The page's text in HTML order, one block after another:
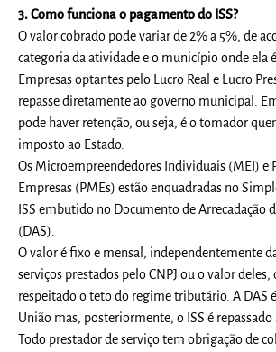
3. Como funciona o pagamento do ISS?
O valor cobrado pode variar de 2% a 5%, de
categoria da atividade e o município onde ela
Empresas optantes pelo Lucro Real e Lucro
repasse diretamente ao governo municipal.
pode haver retenção, ou seja, é o tomador
imposto ao Estado.
Os Microempreendedores Individuais (MEI) e
Empresas (PMEs) estão enquadradas no
ISS embutido no Documento de Arrecadação
(DAS).
O valor é fixo e mensal, independentemente
serviços prestados pelo CNPJ ou o valor deles,
respeitado o teto do regime tributário. A DAS
União mas, posteriormente, o ISS é
Todo prestador de serviço tem obrigação de